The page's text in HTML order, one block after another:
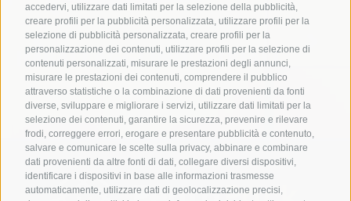
accedervi, utilizzare dati limitati per la selezione della pubblicità,
creare profili per la pubblicità personalizzata, utilizzare profili per la
selezione di pubblicità personalizzata, creare profili per la
personalizzazione dei contenuti, utilizzare profili per la selezione di
contenuti personalizzati, misurare le prestazioni degli annunci,
misurare le prestazioni dei contenuti, comprendere il pubblico
attraverso statistiche o la combinazione di dati provenienti da fonti
diverse, sviluppare e migliorare i servizi, utilizzare dati limitati per la
selezione dei contenuti, garantire la sicurezza, prevenire e rilevare
frodi, correggere errori, erogare e presentare pubblicità e contenuto,
salvare e comunicare le scelte sulla privacy, abbinare e combinare
dati provenienti da altre fonti di dati, collegare diversi dispositivi,
identificare i dispositivi in base alle informazioni trasmesse
automaticamente, utilizzare dati di geolocalizzazione precisi,
IMBALLAGGI INDUSTRIALI